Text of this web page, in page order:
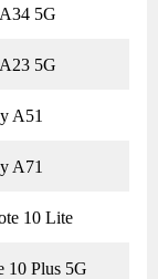
5G
5G
A51
A71
10 Lite
10 Plus 5G